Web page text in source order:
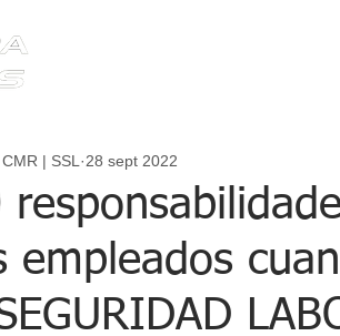
empleados
CMR | SSL 28 sept 2022